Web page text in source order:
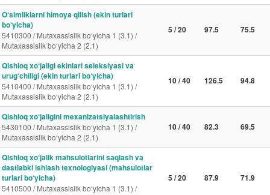
O‘simliklarni himoya qilish (ekin turlari
bo‘yicha)
5410300 / Mutaxassislik bo‘yicha 1 (3.1) /
Mutaxassislik bo‘yicha 2 (2.1)
5 / 20 97.5 75.5
Qishloq xo‘jaligi ekinlari seleksiyasi va
urug‘chiligi (ekin turlari bo‘yicha)
5410400 / Mutaxassislik bo‘yicha 1 (3.1) /
Mutaxassislik bo‘yicha 2 (2.1)
10 / 40 126.5 94.8
Qishloq xo‘jaligini mexanizatsiyalashtirish
5430100 / Mutaxassislik bo‘yicha 1 (3.1) /
Mutaxassislik bo‘yicha 2 (2.1)
10 / 40 82.3 69.5
Qishloq xo‘jalik mahsulotlarini saqlash va
dastlabki ishlash texnologiyasi (mahsulotlar
turlari bo‘yicha)
5410500 / Mutaxassislik bo‘yicha 1 (3.1) /
5 / 20 87.9 71.9